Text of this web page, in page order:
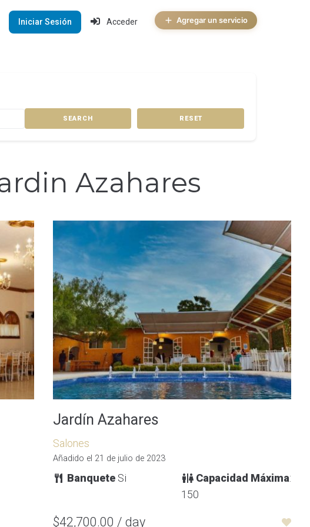
Iniciar Sesión Acceder Agregar un servicio
SEARCH RESET
Azahares
Jardín Azahares
Salones
Añadido el 21 de julio de 2023
Banquete Si Capacidad Máxima:
150
$42,700.00 / day